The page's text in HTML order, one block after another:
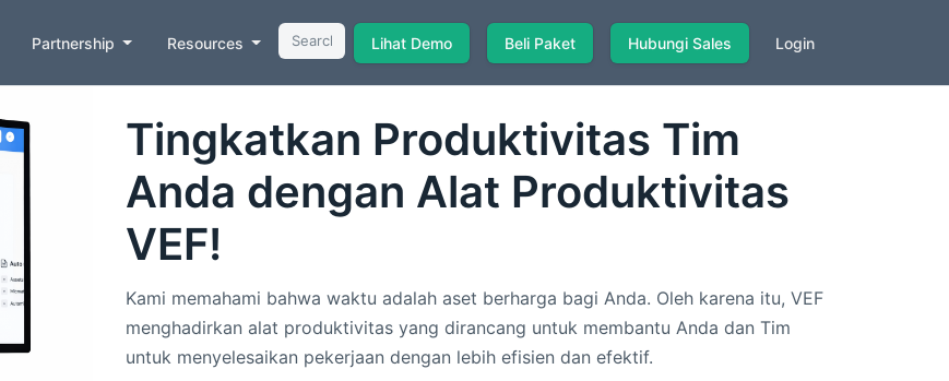
Partnership Resources Lihat Demo Beli Paket Hubungi Sales Login
Tingkatkan Produktivitas Tim
Anda dengan Alat Produktivitas
VEF!
Kami memahami bahwa waktu adalah aset berharga bagi Anda. Oleh karena itu, VEF
menghadirkan alat produktivitas yang dirancang untuk membantu Anda dan Tim
untuk menyelesaikan pekerjaan dengan lebih efisien dan efektif.